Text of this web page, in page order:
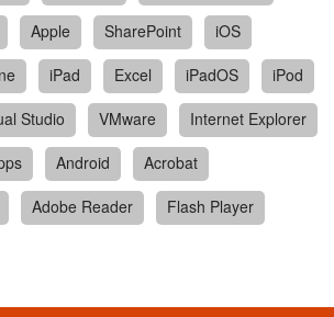
Apple SharePoint
iOS
iPad Excel iPadOS
iPod
Studio VMware
Internet Explorer
Android
Acrobat
Adobe Reader
Flash Player